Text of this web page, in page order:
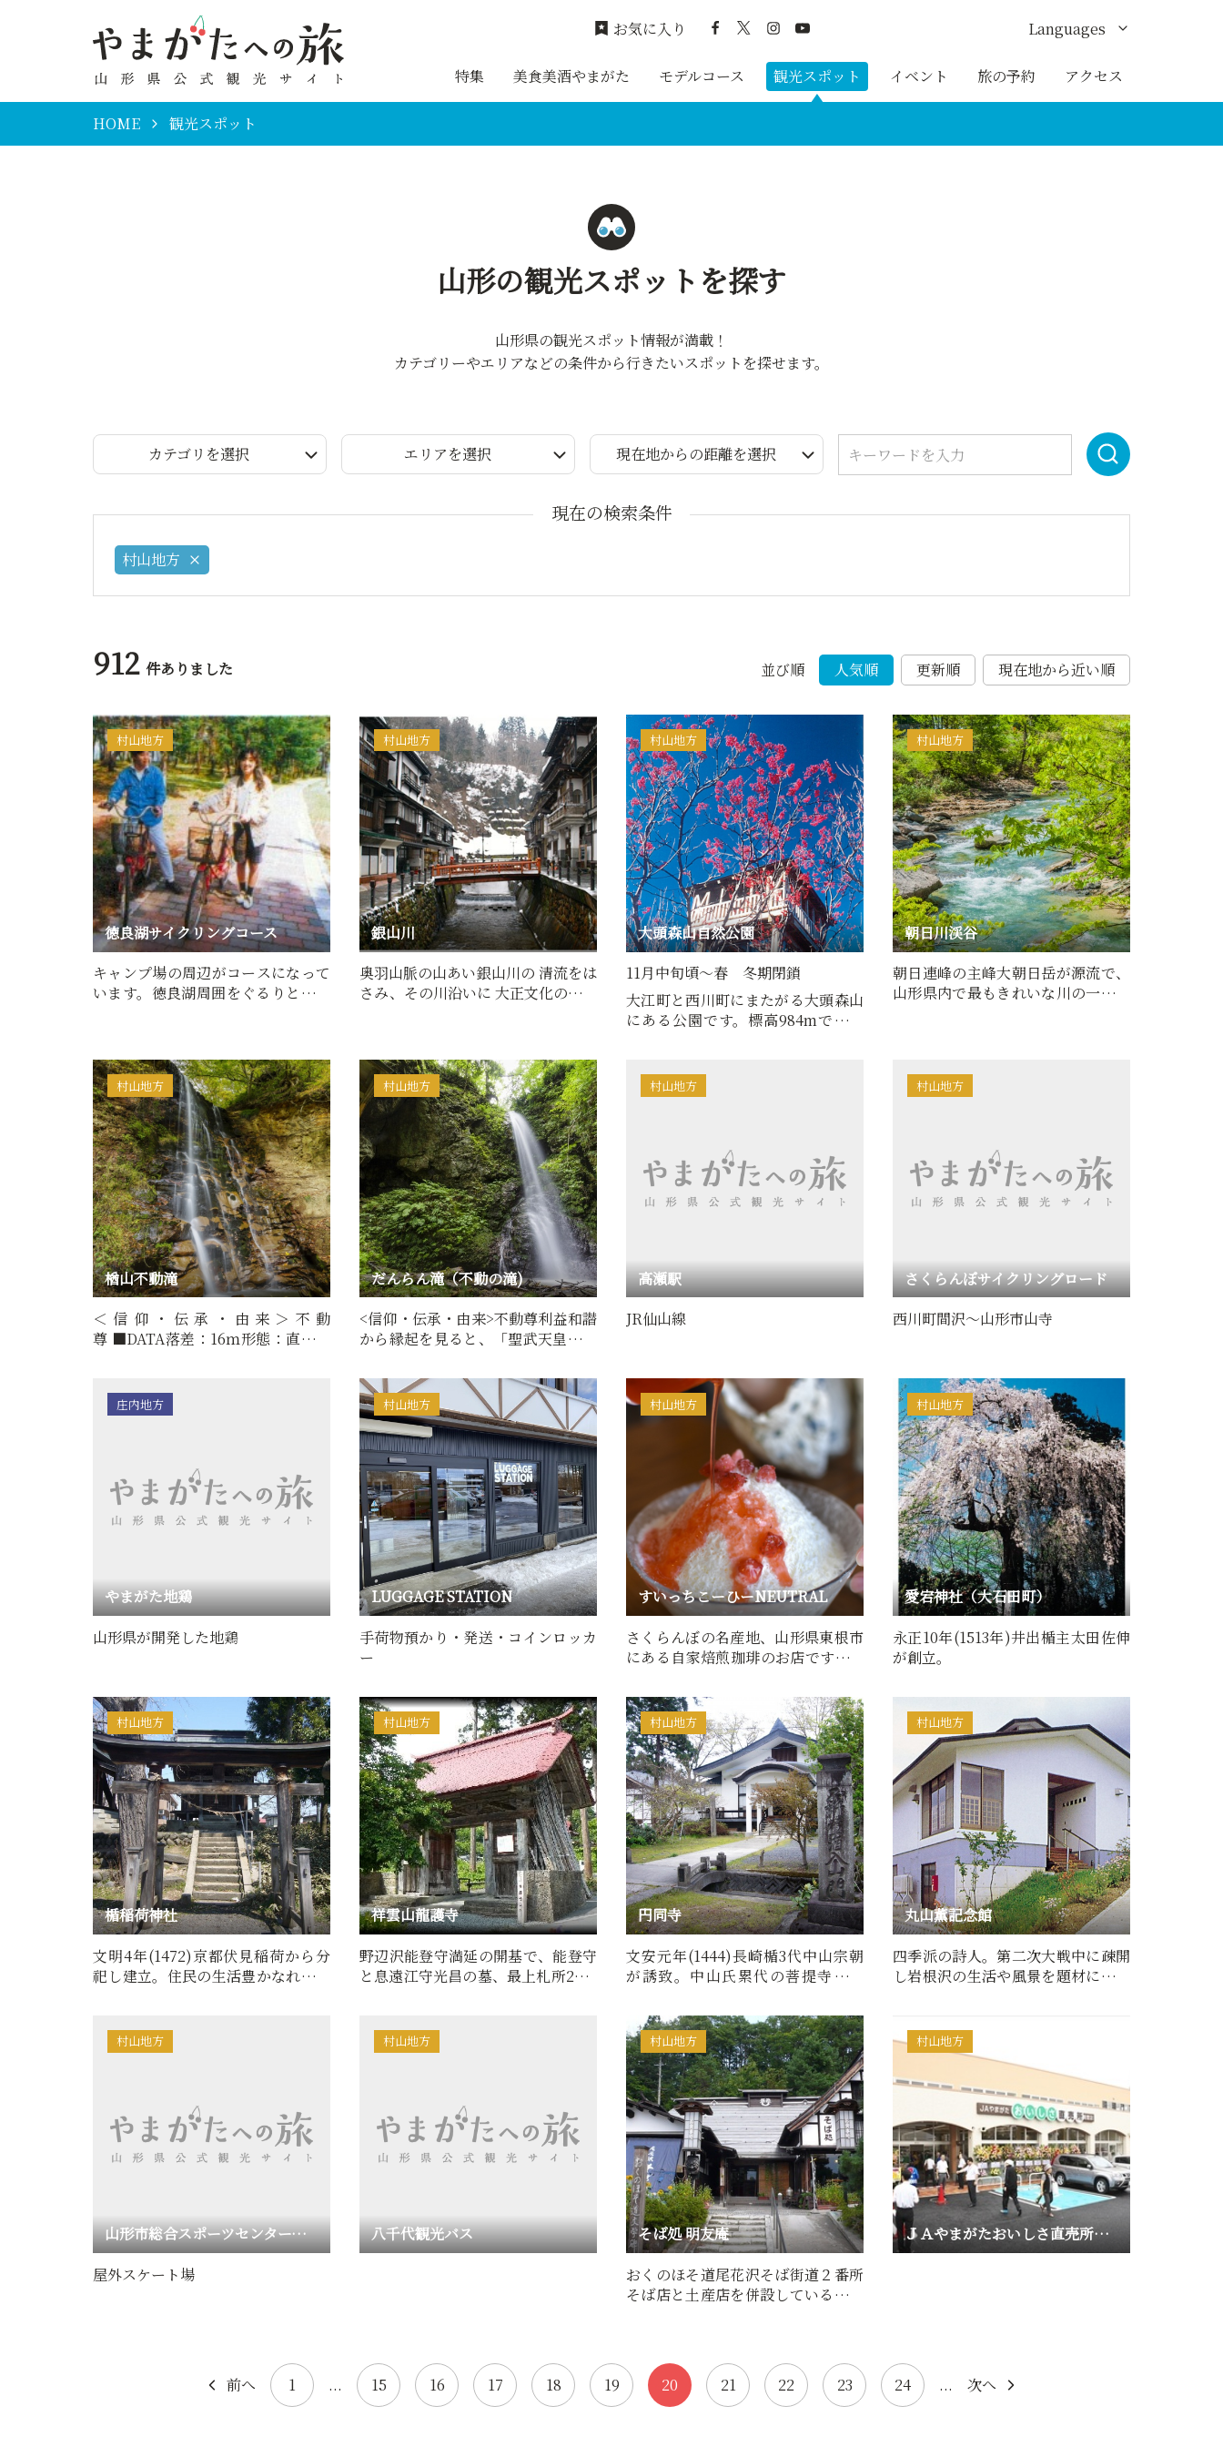
特集 美食美酒やまがた モデルコース 観光スポット イベント 旅の予約 アクセス
お気に入り Languages
English
HOME 観光スポット
山形の観光スポットを探す
山形県の観光スポット情報が満載！
カテゴリーやエリアなどの条件から行きたいスポットを探せます。
カテゴリを選択 エリアを選択 現在地からの距離を選択
現在の検索条件
村山地方
912 件ありました 並び順 人気順 更新順 現在地から近い順
徳良湖サイクリングコース
村山地方
キャンプ場の周辺がコースになって
います。徳良湖周囲をぐるりと巡る
銀山川
村山地方
奥羽山脈の山あい銀山川の 清流をは
さみ、その川沿いに 大正文化の面影
大頭森山自然公園
村山地方
11月中旬頃～春 冬期閉鎖
大江町と西川町にまたがる大頭森山
にある公園です。標高984mで緩や
朝日川渓谷
村山地方
朝日連峰の主峰大朝日岳が源流で、
山形県内で最もきれいな川の一つと
楢山不動滝
村山地方
＜信仰・伝承・由来＞不動
尊 ■DATA落差：16ｍ形態：直瀑難
だんらん滝（不動の滝)
村山地方
<信仰・伝承・由来>不動尊利益和譛
から縁起を見ると、「聖武天皇の御
高瀬駅
村山地方
JR仙山線
さくらんぼサイクリングロード
村山地方
西川町間沢～山形市山寺
やまがた地鶏
庄内地方
山形県が開発した地鶏
LUGGAGE STATION
村山地方
手荷物預かり・発送・コインロッカ
ー
すいっちこーひーNEUTRAL
村山地方
さくらんぼの名産地、山形県東根市
にある自家焙煎珈琲のお店です。ふ
愛宕神社（大石田町）
村山地方
永正10年(1513年)井出楯主太田佐伸
が創立。
楯稲荷神社
村山地方
文明4年(1472)京都伏見稲荷から分
祀し建立。住民の生活豊かなれと祈
祥雲山龍護寺
村山地方
野辺沢能登守満延の開基で、能登守
と息遠江守光昌の墓、最上札所22番
円同寺
村山地方
文安元年(1444)長崎楯3代中山宗朝
が誘致。中山氏累代の菩提寺であ
丸山薫記念館
村山地方
四季派の詩人。第二次大戦中に疎開
し岩根沢の生活や風景を題材に多く
山形市総合スポーツセンタースケート場
村山地方
屋外スケート場
八千代観光バス
村山地方
そば処 明友庵
村山地方
おくのほそ道尾花沢そば街道２番所
そば店と土産店を併設している。こ
ＪＡやまがたおいしさ直売所南館店
村山地方
前へ 1 ... 15 16 17 18 19 20 21 22 23 24 ... 次へ